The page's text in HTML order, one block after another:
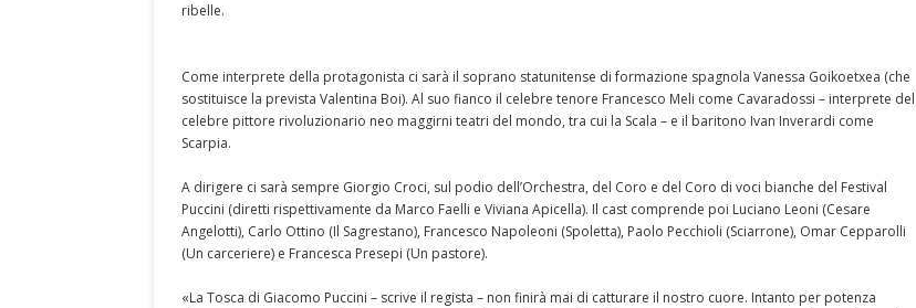
ribelle.
Come interprete della protagonista ci sarà il soprano statunitense di formazione spagnola Vanessa Goikoetxea (che
sostituisce la prevista Valentina Boi). Al suo fianco il celebre tenore Francesco Meli come Cavaradossi – interprete del
celebre pittore rivoluzionario neo maggirni teatri del mondo, tra cui la Scala – e il baritono Ivan Inverardi come
Scarpia.
A dirigere ci sarà sempre Giorgio Croci, sul podio dell’Orchestra, del Coro e del Coro di voci bianche del Festival
Puccini (diretti rispettivamente da Marco Faelli e Viviana Apicella). Il cast comprende poi Luciano Leoni (Cesare
Angelotti), Carlo Ottino (Il Sagrestano), Francesco Napoleoni (Spoletta), Paolo Pecchioli (Sciarrone), Omar Cepparolli
(Un carceriere) e Francesca Presepi (Un pastore).
«La Tosca di Giacomo Puccini – scrive il regista – non finirà mai di catturare il nostro cuore. Intanto per potenza